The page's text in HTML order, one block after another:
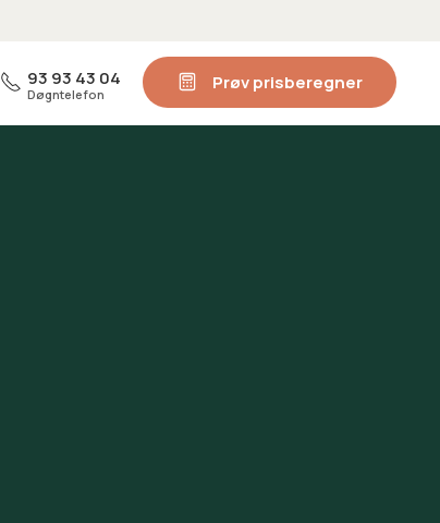
93 93 43 04
Døgntelefon
Prøv prisberegner